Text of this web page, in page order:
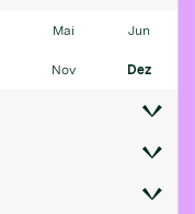
Mai Jun
Nov Dez